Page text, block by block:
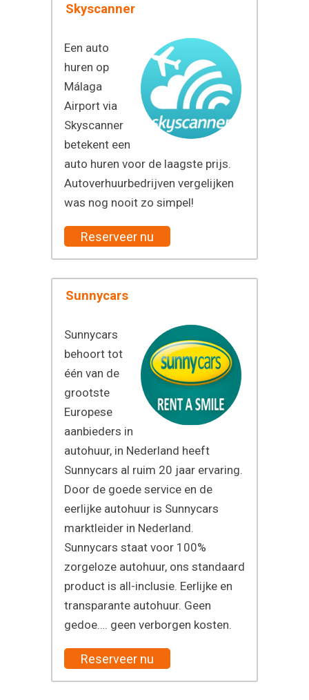
Skyscanner
Een auto
huren op
Málaga
Airport via
Skyscanner
betekent een
auto huren voor de laagste prijs.
Autoverhuurbedrijven vergelijken
was nog nooit zo simpel!
Reserveer nu
Sunnycars
Sunnycars
behoort tot
één van de
grootste
Europese
aanbieders in
autohuur, in Nederland heeft
Sunnycars al ruim 20 jaar ervaring.
Door de goede service en de
eerlijke autohuur is Sunnycars
marktleider in Nederland.
Sunnycars staat voor 100%
zorgeloze autohuur, ons standaard
product is all-inclusie. Eerlijke en
transparante autohuur. Geen
gedoe…. geen verborgen kosten.
Reserveer nu